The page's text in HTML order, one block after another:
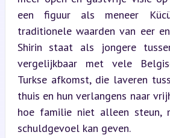
een figuur als meneer
traditionele waarden van eer
Shirin staat als jongere
vergelijkbaar met vele
Turkse afkomst, die laveren
thuis en hun verlangens naar
hoe familie niet alleen steun,
schuldgevoel kan geven.